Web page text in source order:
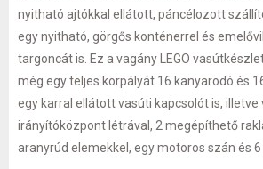
nyitható ajtókkal ellátott, páncélozott
egy nyitható, görgős konténerrel és
targoncát is. Ez a vagány LEGO
még egy teljes körpályát 16 kanyarodó és
egy karral ellátott vasúti kapcsolót is, illetve
irányítóközpont létrával, 2 megépíthető
aranyrúd elemekkel, egy motoros szán és 6